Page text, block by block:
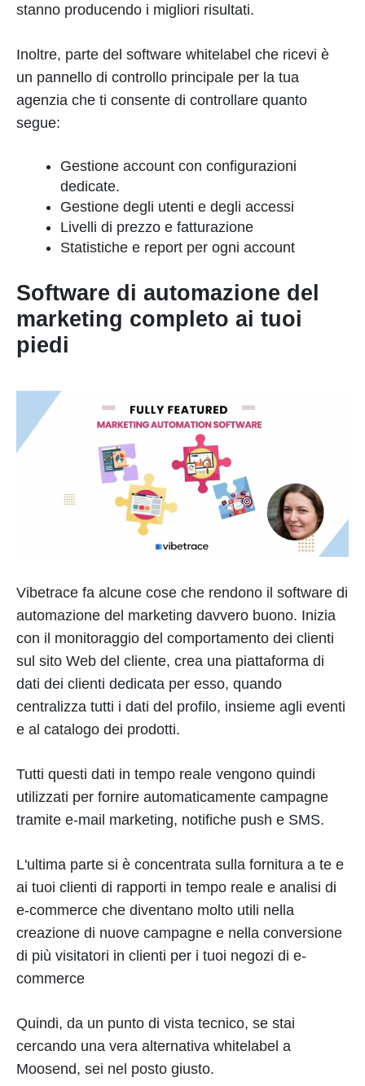
stanno producendo i migliori risultati.
Inoltre, parte del software whitelabel che ricevi è
un pannello di controllo principale per la tua
agenzia che ti consente di controllare quanto
segue:
Gestione account con configurazioni
dedicate.
Gestione degli utenti e degli accessi
Livelli di prezzo e fatturazione
Statistiche e report per ogni account
Software di automazione del
marketing completo ai tuoi
piedi
Vibetrace fa alcune cose che rendono il software di
automazione del marketing davvero buono. Inizia
con il monitoraggio del comportamento dei clienti
sul sito Web del cliente, crea una piattaforma di
dati dei clienti dedicata per esso, quando
centralizza tutti i dati del profilo, insieme agli eventi
e al catalogo dei prodotti.
Tutti questi dati in tempo reale vengono quindi
utilizzati per fornire automaticamente campagne
tramite e-mail marketing, notifiche push e SMS.
L'ultima parte si è concentrata sulla fornitura a te e
ai tuoi clienti di rapporti in tempo reale e analisi di
e-commerce che diventano molto utili nella
creazione di nuove campagne e nella conversione
di più visitatori in clienti per i tuoi negozi di e-
commerce
Quindi, da un punto di vista tecnico, se stai
cercando una vera alternativa whitelabel a
Moosend, sei nel posto giusto.